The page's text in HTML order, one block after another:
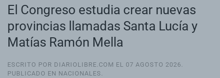
El Congreso estudia crear nuevas
provincias llamadas Santa Lucía y
Matías Ramón Mella
ESCRITO POR DIARIOLIBRE.COM EL 07 AGOSTO 2026.
PUBLICADO EN NACIONALES .